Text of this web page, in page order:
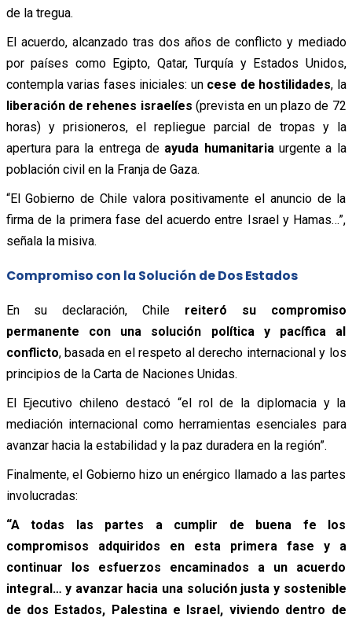
de la tregua.
El acuerdo, alcanzado tras dos años de conflicto y mediado
por países como Egipto, Qatar, Turquía y Estados Unidos,
contempla varias fases iniciales: un cese de hostilidades, la
liberación de rehenes israelíes (prevista en un plazo de 72
horas) y prisioneros, el repliegue parcial de tropas y la
apertura para la entrega de ayuda humanitaria urgente a la
población civil en la Franja de Gaza.
“El Gobierno de Chile valora positivamente el anuncio de la
firma de la primera fase del acuerdo entre Israel y Hamas…”,
señala la misiva.
Compromiso con la Solución de Dos Estados
En su declaración, Chile reiteró su compromiso
permanente con una solución política y pacífica al
conflicto, basada en el respeto al derecho internacional y los
principios de la Carta de Naciones Unidas.
El Ejecutivo chileno destacó “el rol de la diplomacia y la
mediación internacional como herramientas esenciales para
avanzar hacia la estabilidad y la paz duradera en la región”.
Finalmente, el Gobierno hizo un enérgico llamado a las partes
involucradas:
“A todas las partes a cumplir de buena fe los
compromisos adquiridos en esta primera fase y a
continuar los esfuerzos encaminados a un acuerdo
integral… y avanzar hacia una solución justa y sostenible
de dos Estados, Palestina e Israel, viviendo dentro de